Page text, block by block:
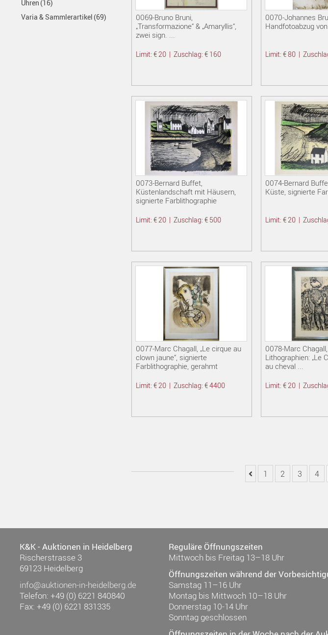
0069-Bruno Bruni,
„Transformazione“ & „Amaryllis“,
zwei sign. ...
Limit: € 20 | Zuschlag: € 160
0070-Johannes
Handfotoabzug
Limit: € 80 |
0073-Bernard Buffet,
Küstenlandschaft mit Häusern,
signierte Farblithographie
Limit: € 20 | Zuschlag: € 500
0074-Bernard
Küste, signierte
Limit: € 20 |
0077-Marc Chagall, „Le cirque au
clown jaune“, signierte
Farblithographie, gerahmt
Limit: € 20 | Zuschlag: € 4400
0078-Marc
Lithographien: „Le
au cheval ...
Limit: € 20 |
1 2 3 4
Uhren (16)
Varia & Sammlerartikel (69)
K&K - Auktionen in Heidelberg
Rischerstrasse 3
69123 Heidelberg
info@auktionen-in-heidelberg.de
Telefon: +49 (0) 6221 840840
Fax: +49 (0) 6221 831335
Reguläre Öffnungszeiten
Mittwoch bis Freitag 13–18 Uhr
Öffnungszeiten während der
Samstag 11–16 Uhr
Montag bis Mittwoch 10–18 Uhr
Donnerstag 10-14 Uhr
Sonntag geschlossen